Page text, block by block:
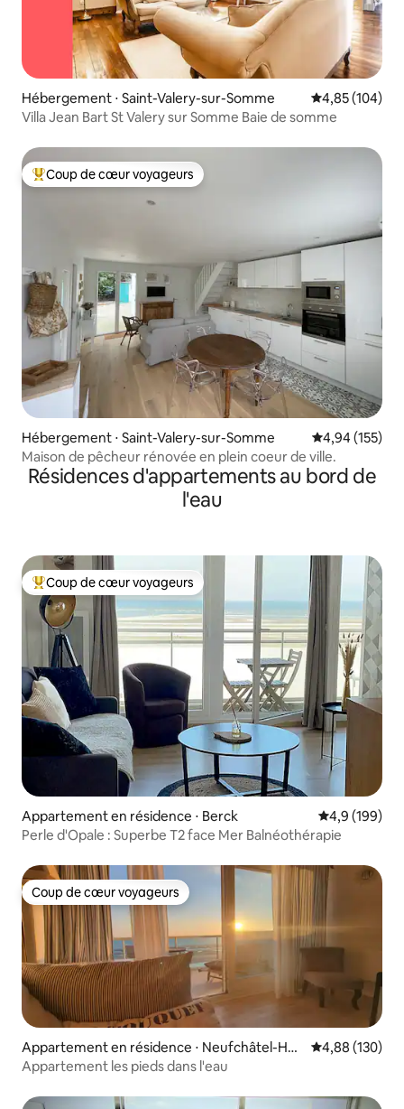
Hébergement ⋅ Saint-Valery-sur-Somme Évaluation
4,85 (104)
Villa Jean Bart St Valery sur Somme Baie de somme
Coups de cœur voyageurs les plus appréciés
Coup de cœur voyageurs
Hébergement ⋅ Saint-Valery-sur-Somme Évaluation
4,94 (155)
Maison de pêcheur rénovée en plein coeur de ville.
Résidences d'appartements au bord de
l'eau
Coups de cœur voyageurs les plus appréciés
Coup de cœur voyageurs
Appartement en résidence ⋅ Berck Évaluation
4,9 (199)
Perle d'Opale : Superbe T2 face Mer Balnéothérapie
Coup de cœur voyageurs
Coup de cœur voyageurs
Appartement en résidence ⋅ Neufchâtel-Har
delot
Évaluation
4,88 (130)
Appartement les pieds dans l'eau